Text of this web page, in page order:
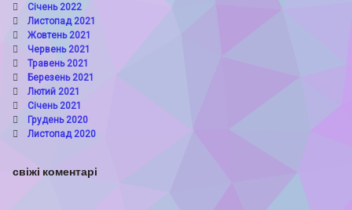
Січень 2022
Листопад 2021
Жовтень 2021
Червень 2021
Травень 2021
Березень 2021
Лютий 2021
Січень 2021
Грудень 2020
Листопад 2020
свіжі коментарі